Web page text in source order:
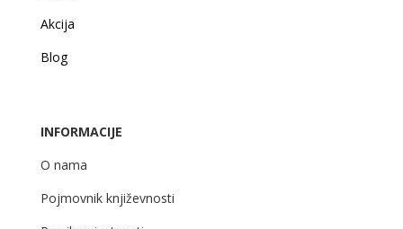
Akcija
Blog
INFORMACIJE
O nama
Pojmovnik književnosti